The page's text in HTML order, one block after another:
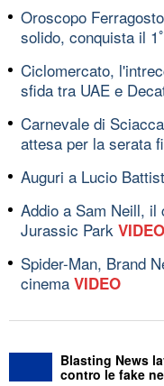
Oroscopo
solido, conquista il 1
Ciclomercato,
sfida tra UAE e
Carnevale di
attesa per la serata
Auguri a Lucio
Addio a Sam Neill, il
Jurassic Park VIDEO
Spider-Man, Brand
cinema VIDEO
Blasting News
contro le fake